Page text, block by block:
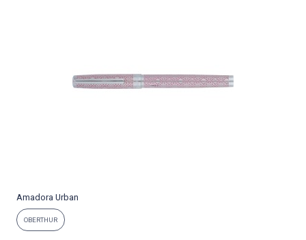
Amadora Urban
OBERTHUR